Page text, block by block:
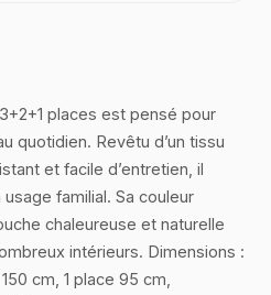
places est pensé pour
quotidien. Revêtu d’un tissu
et facile d’entretien, il
familial. Sa couleur
chaleureuse et naturelle
intérieurs. Dimensions :
cm, 1 place 95 cm,